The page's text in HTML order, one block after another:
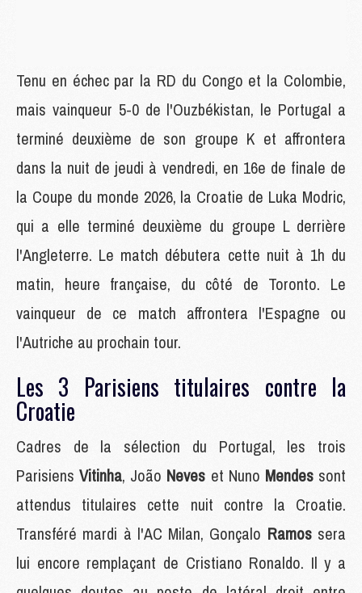
Tenu en échec par la RD du Congo et la Colombie,
mais vainqueur 5-0 de l'Ouzbékistan, le Portugal a
terminé deuxième de son groupe K et affrontera
dans la nuit de jeudi à vendredi, en 16e de finale de
la Coupe du monde 2026, la Croatie de Luka Modric,
qui a elle terminé deuxième du groupe L derrière
l'Angleterre. Le match débutera cette nuit à 1h du
matin, heure française, du côté de Toronto. Le
vainqueur de ce match affrontera l'Espagne ou
l'Autriche au prochain tour.
Les 3 Parisiens titulaires contre la
Croatie
Cadres de la sélection du Portugal, les trois
ParisiensVitinha, João Neves et Nuno Mendes sont
attendus titulaires cette nuit contre la Croatie.
Transféré mardi à l'AC Milan, Gonçalo Ramos sera
lui encore remplaçant de Cristiano Ronaldo. Il y a